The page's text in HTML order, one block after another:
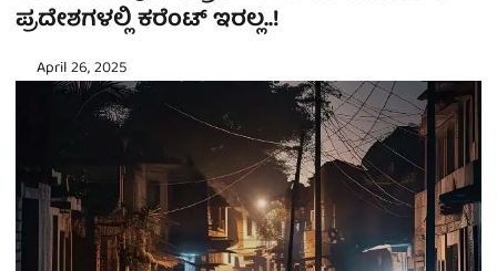
ಪ್ರದೇಶಗಳಲ್ಲಿ ಕರೆಂಟ್ ಇರಲ್ಲ..!
April 26, 2025